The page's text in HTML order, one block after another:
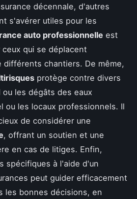
décennale, d'autres
s'avérer utiles pour les
auto professionnelle est
qui se déplacent
différents chantiers. De même,
protège contre divers
les dégâts des eaux
ou les locaux professionnels. Il
de considérer une
, offrant un soutien et une
en cas de litiges. Enfin,
spécifiques à l'aide d'un
peut guider efficacement
les bonnes décisions, en